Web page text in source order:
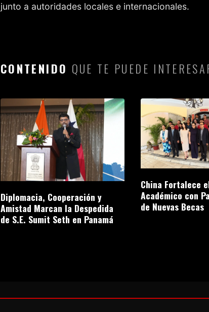
junto a autoridades locales e internacionales.
CONTENIDO QUE TE PUEDE
Diplomacia, Cooperación y
Amistad Marcan la Despedida
de S.E. Sumit Seth en Panamá
China Fortalece
Académico con
de Nuevas Becas